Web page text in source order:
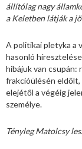
állítólag nagy
a Keletben látják a
A politikai pletyka a
hasonló
hibájuk van csupán:
frakcióülésén eldőlt,
elejétől a végéig
személye.
Tényleg Matolcsy